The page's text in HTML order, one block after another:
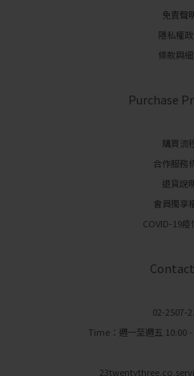
免責聲
隱私權
條款與
Purchase
購買流
合作服務
退貨說
會員獨享
COVID-19疫
02-2507-
Time：週一至週五 10:00